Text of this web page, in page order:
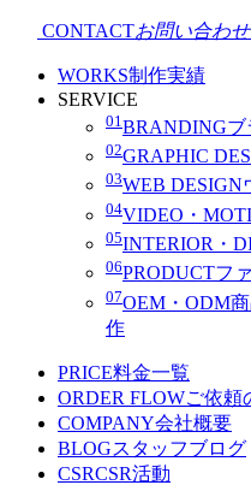
CONTACTお問い合わせ
WORKS制作実績
SERVICE
01 BRANDINGブ
02GRAPHIC
03WEB DESIGN
04VIDEO・
05INTERIOR・
06PRODUCTフ
07OEM・ODM
作
PRICE料金一覧
ORDER FLOWご依頼
COMPANY会社概要
BLOGスタッフブログ
CSRCSR活動